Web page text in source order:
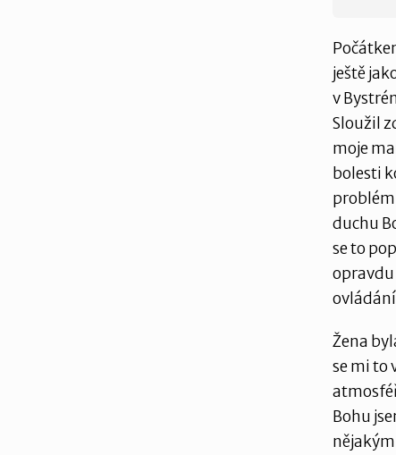
ještě
v
Sloužil
moje
bolesti
problém
duchu
se to
opravdu
ovládání
Žena
se mi to
Bohu